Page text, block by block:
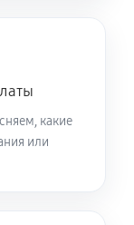
какие
или